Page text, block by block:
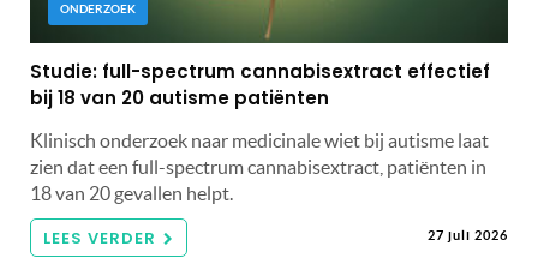
ONDERZOEK
Studie: full-spectrum cannabisextract effectief
bij 18 van 20 autisme patiënten
Klinisch onderzoek naar medicinale wiet bij autisme laat
zien dat een full-spectrum cannabisextract, patiënten in
18 van 20 gevallen helpt.
LEES VERDER 27 juli 2026